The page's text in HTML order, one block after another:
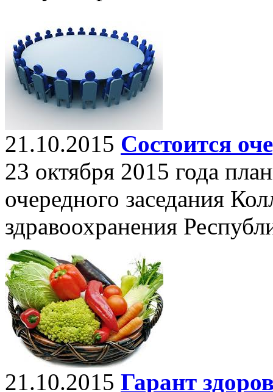
21.10.2015 Состоится
23 октября 2015 года
очередного заседания
здравоохранения
21.10.2015 Гарант